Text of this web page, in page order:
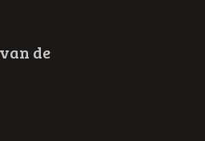
de